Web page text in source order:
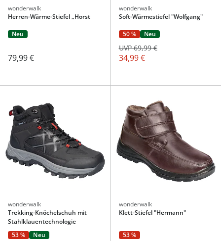
wonderwalk
Herren-Wärme-Stiefel „Horst
Neu
79,99 €
wonderwalk
Soft-Wärmestiefel "Wolfgang"
50 % Neu
34,99 €
UVP 69,99 €
wonderwalk
Trekking-Knöchelschuh mit
Stahlklauentechnologie
53 %
Neu
wonderwalk
Klett-Stiefel "Hermann"
53 %